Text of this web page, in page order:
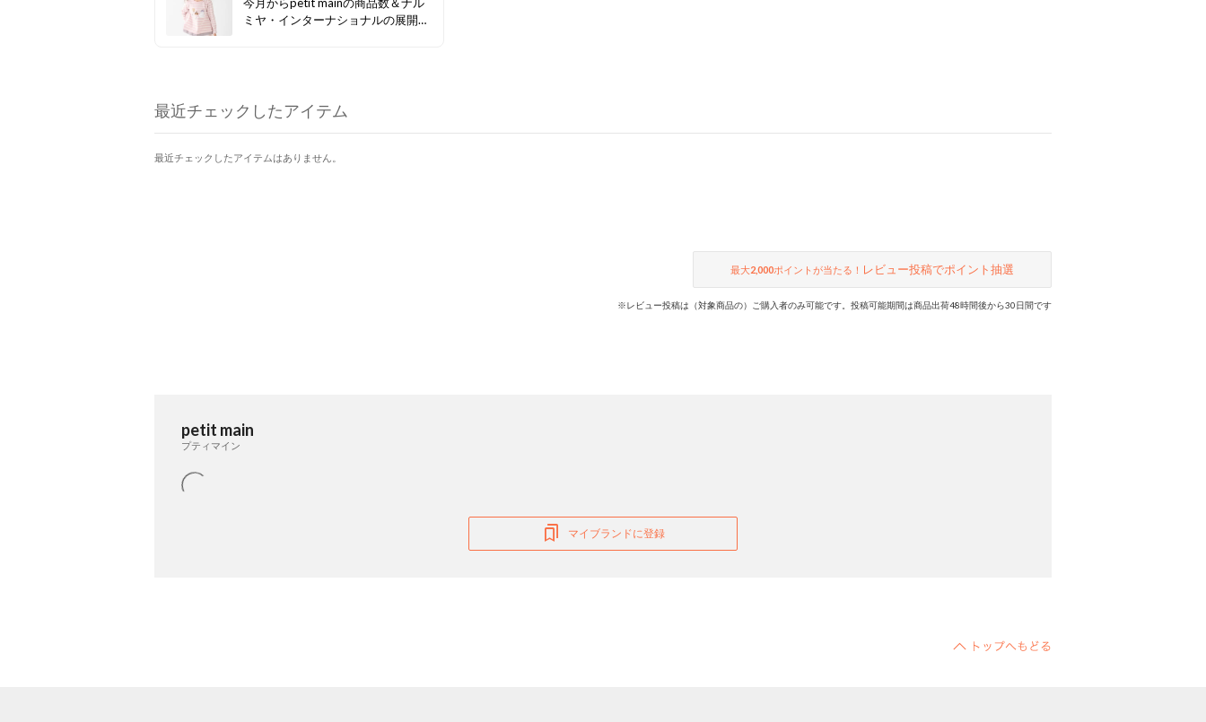
ミヤ・インターナショナルの展開ブ
最近チェックしたアイテム
最近チェックしたアイテムはありません。
最大2,000ポイントが当たる！ レビュー投稿でポイント抽選
※レビュー投稿は（対象商品の）ご購入者のみ可能です。投稿可能期間は商品出荷48時間後から30日間です
petit main
プティマイン
マイブランドに登録